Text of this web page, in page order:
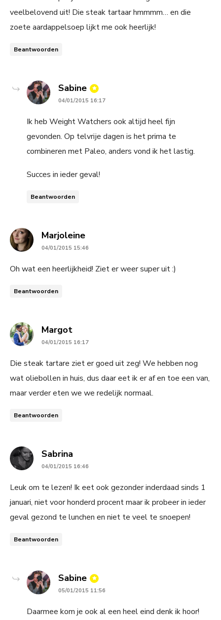
veelbelovend uit! Die steak tartaar hmmmm… en die
zoete aardappelsoep lijkt me ook heerlijk!
Beantwoorden
Sabine says:
04/01/2015 16:17
Ik heb Weight Watchers ook altijd heel fijn
gevonden. Op telvrije dagen is het prima te
combineren met Paleo, anders vond ik het lastig.
Succes in ieder geval!
Beantwoorden
Marjoleinesays:
04/01/2015 15:46
Oh wat een heerlijkheid! Ziet er weer super uit :)
Beantwoorden
Margotsays:
04/01/2015 16:17
Die steak tartare ziet er goed uit zeg! We hebben nog
wat oliebollen in huis, dus daar eet ik er af en toe een van,
maar verder eten we we redelijk normaal.
Beantwoorden
Sabrina
04/01/2015 16:46
Leuk om te lezen! Ik eet ook gezonder inderdaad sinds 1
januari, niet voor honderd procent maar ik probeer in ieder
geval gezond te lunchen en niet te veel te snoepen!
Beantwoorden
Sabine says:
05/01/2015 11:56
Daarmee kom je ook al een heel eind denk ik hoor!